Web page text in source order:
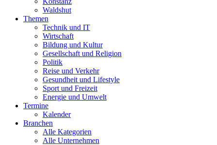
Waldshut
Themen
Technik und IT
Wirtschaft
Bildung und Kultur
Gesellschaft und Religion
Politik
Reise und Verkehr
Gesundheit und Lifestyle
Sport und Freizeit
Energie und Umwelt
Termine
Kalender
Branchen
Alle Kategorien
Alle Unternehmen